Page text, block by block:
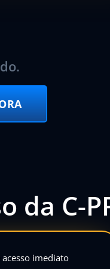
da C-
imediato